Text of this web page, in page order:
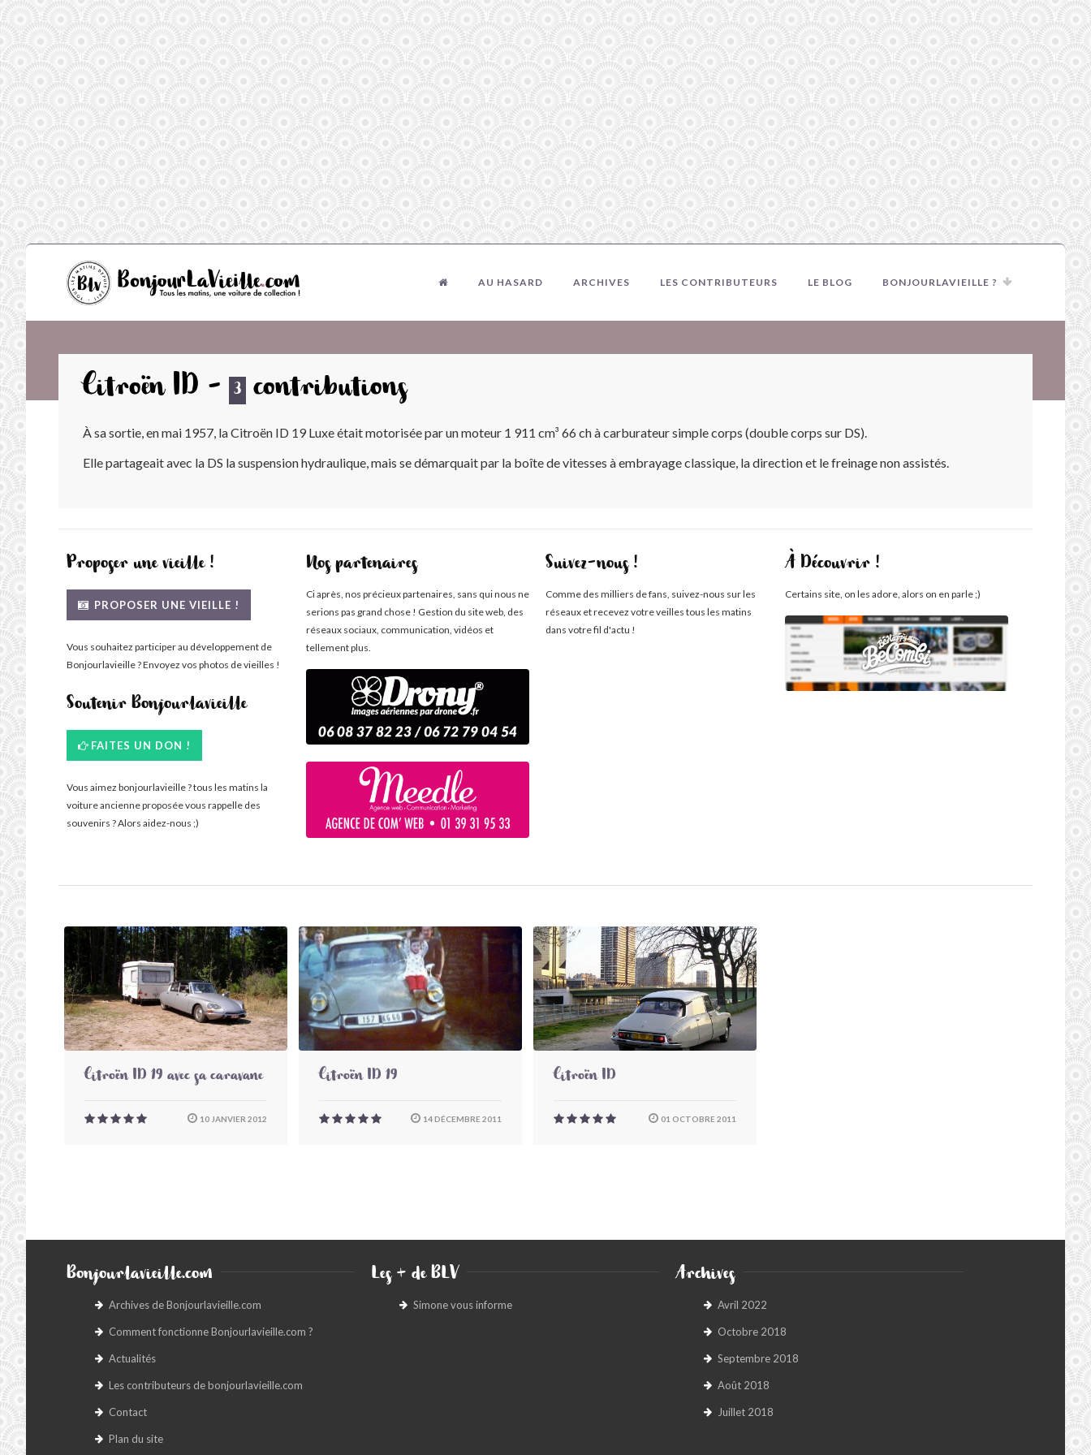
AU HASARD ARCHIVES LES CONTRIBUTEURS LE BLOG BONJOURLAVIEILLE ?
Citroën ID - 3 contributions
À sa sortie, en mai 1957, la Citroën ID 19 Luxe était motorisée par un moteur 1 911 cm³ 66 ch à carburateur simple corps (double corps sur DS).
Elle partageait avec la DS la suspension hydraulique, mais se démarquait par la boîte de vitesses à embrayage classique, la direction et le freinage non assistés.
Proposer une vieille !
PROPOSER UNE VIEILLE !
Vous souhaitez participer au développement de
Bonjourlavieille ? Envoyez vos photos de vieilles !
Soutenir Bonjourlavieille
FAITES UN DON !
Vous aimez bonjourlavieille ? tous les matins la
voiture ancienne proposée vous rappelle des
souvenirs ? Alors aidez-nous ;)
Nos partenaires
Ci après, nos précieux partenaires, sans qui nous ne
serions pas grand chose ! Gestion du site web, des
réseaux sociaux, communication, vidéos et
tellement plus.
Suivez-nous !
Comme des milliers de fans, suivez-nous sur les
réseaux et recevez votre veilles tous les matins
dans votre fil d'actu !
À Découvrir !
Certains site, on les adore, alors on en parle ;)
Citroën ID 19 avec sa caravane
10 JANVIER 2012
Citroën ID 19
14 DÉCEMBRE 2011
Citroën ID
01 OCTOBRE 2011
Bonjourlavieille.com
Archives de Bonjourlavieille.com
Comment fonctionne Bonjourlavieille.com ?
Actualités
Les contributeurs de bonjourlavieille.com
Contact
Plan du site
Les + de BLV
Simone vous informe
Archives
Avril 2022
Octobre 2018
Septembre 2018
Août 2018
Juillet 2018